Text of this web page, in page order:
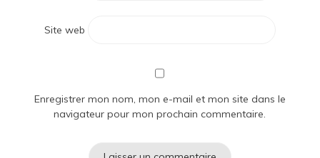
Site web
Enregistrer mon nom, mon e-mail et mon site dans le
navigateur pour mon prochain commentaire.